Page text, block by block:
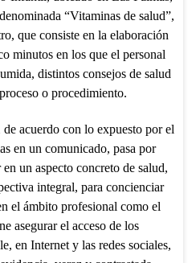
“Vitaminas de salud”,
que consiste en la elaboración
minutos en los que el personal
distintos consejos de salud
o procedimiento.
acuerdo con lo expuesto por el
en un comunicado, pasa por
un aspecto concreto de salud,
integral, para concienciar
el ámbito profesional como el
asegurar el acceso de los
en Internet y las redes sociales,